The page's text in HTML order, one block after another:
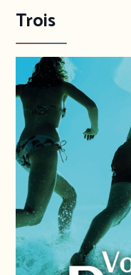
Trois